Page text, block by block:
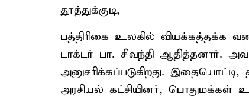
தூத்துக்குடி,
பத்திரிகை உலகில் வியக்கத்தக்க
டாக்டர் பா. சிவந்தி ஆதித்தனார்.
அனுசரிக்கப்படுகிறது. இதையொட்டி,
அரசியல் கட்சியினர், பொதுமக்கள்